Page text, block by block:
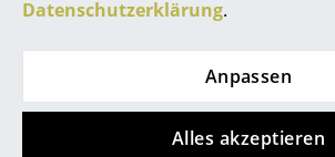
Datenschutzerklärung.
Anpassen
Alles akzeptieren
Mo-Fr: 9-17 Uhr